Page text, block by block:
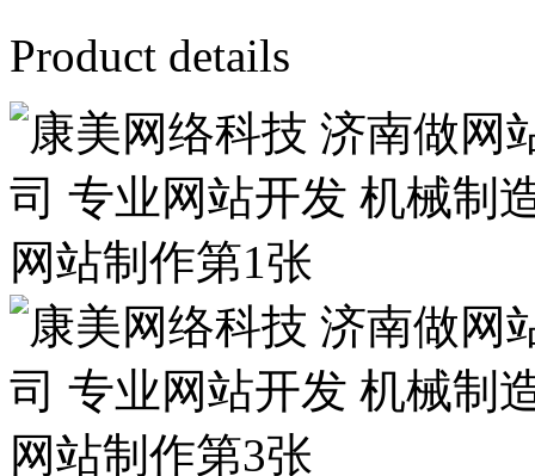
Product details